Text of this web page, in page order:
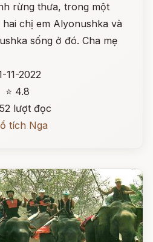
rừng thưa, trong một
chị em Alyonushka và
sống ở đó. Cha mẹ
11-2022
⭐ 4.8
lượt đọc
tích Nga